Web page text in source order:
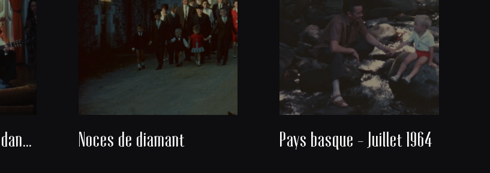
Danses et chansons dans un salon Noces de diamant Pays basque - Juillet 1964